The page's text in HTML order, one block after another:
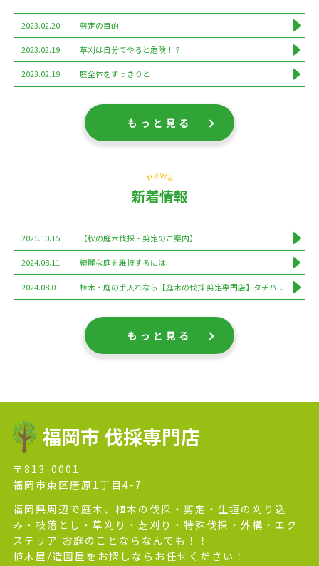
2023.02.20 剪定の目的
2023.02.19 草刈は自分でやると危険！？
2023.02.19 庭全体をすっきりと
もっと見る
新着情報
2025.10.15 【秋の庭木伐採・剪定のご案内】
2024.08.11 綺麗な庭を維持するには
2024.08.01 植木・庭の手入れなら【庭木の伐採 剪定専門店】タチバ...
もっと見る
福岡市 伐採専門店
〒813-0001
福岡市東区唐原1丁目4-7
福岡県周辺で庭木、植木の伐採・剪定・生垣の刈り込
み・枝落とし・草刈り・芝刈り・特殊伐採・外構・エク
ステリア お庭のことならなんでも！！
植木屋/造園屋をお探しならお任せください！